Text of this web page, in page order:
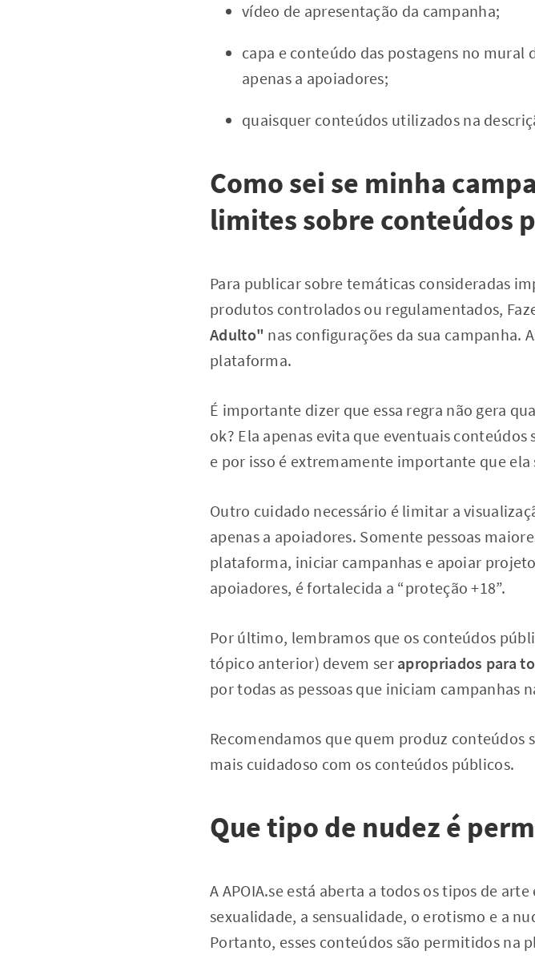
vídeo de apresentação da campanha;
capa e conteúdo das postagens no
apenas a apoiadores;
quaisquer conteúdos utilizados na
Como sei se minha
limites sobre conteúdos
Para publicar sobre temáticas consideradas
produtos controlados ou regulamentados,
Adulto" nas configurações da sua campanha.
plataforma.
É importante dizer que essa regra não gera
ok? Ela apenas evita que eventuais
e por isso é extremamente importante que ela
Outro cuidado necessário é limitar a
apenas a apoiadores. Somente pessoas
plataforma, iniciar campanhas e apoiar
apoiadores, é fortalecida a “proteção +18”.
Por último, lembramos que os conteúdos
tópico anterior) devem ser apropriados para
por todas as pessoas que iniciam campanhas
Recomendamos que quem produz conteúdos
mais cuidadoso com os conteúdos públicos.
Que tipo de nudez é
A APOIA.se está aberta a todos os tipos de
sexualidade, a sensualidade, o erotismo e a
Portanto, esses conteúdos são permitidos na